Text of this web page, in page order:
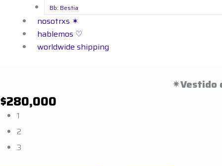
Bb: Bestia
nosotrxs ✶
hablemos ♡
worldwide shipping
✴︎Vestido
$280,000
Talla
1
2
3